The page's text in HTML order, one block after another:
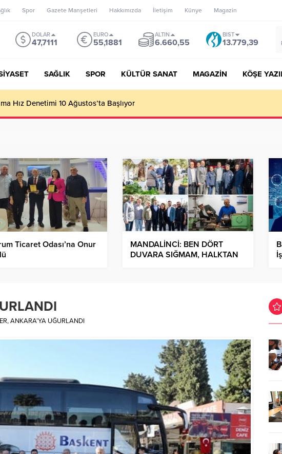
Spor Gazete Manşetleri Hakkımızda İletişim Künye Magazin
DOLAR
47,7111
EURO
55,1881
ALTIN
6.660,55
BIST
13.779,39
SAĞLIK SPOR KÜLTÜR SANAT MAGAZİN KÖŞE
misyonu, mottosu, vizyonu; genç oyuncuları parlatıp onlara kariyer
Ticaret Odası’na Onur
MANDALİNCİ: BEN DÖRT
DUVARA SIĞMAM, HALKTAN
ANKARA’YA UĞURLANDI